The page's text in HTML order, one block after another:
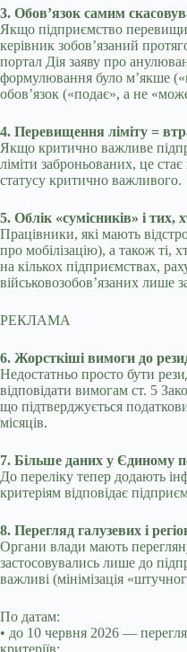
3. Обов’язок самим
Якщо підприємство
керівник зобов’язаний
портал Дія заяву про
формулювання було м’якше
обов’язок («подає», а не
4. Перевищення ліміту =
Якщо критично важливе
ліміти заброньованих, це
статусу критично важливого.
5. Облік «сумісників» і тих,
Працівники, які мають
про мобілізацію), а також ті,
на кількох підприємствах,
військовозобов’язаних лише
РЕКЛАМА
6. Жорсткіші вимоги до
Недостатньо просто бути
відповідати вимогам ст. 5
що підтверджується
місяців.
7. Більше даних у Єдиному
До переліку тепер додають
критеріям відповідає
8. Перегляд галузевих і
Органи влади мають
застосовувались лише до
важливі (мінімізація
По датам:
• до 10 червня 2026 —